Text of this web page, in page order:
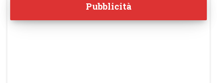
Pubblicità